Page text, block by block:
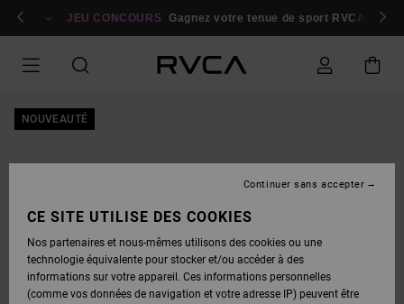
Se connecter / s'inscrire
JEU CONCOURS Gagnez votre tenue de sport RVCA
NOUVEAUTÉ
CE SITE UTILISE DES COOKIES
Nos partenaires et nous-mêmes utilisons des cookies ou une
technologie équivalente pour stocker et/ou accéder à des
informations sur votre appareil. Ces informations personnelles
(comme vos données de navigation et votre adresse IP) peuvent être
Continuer sans accepter